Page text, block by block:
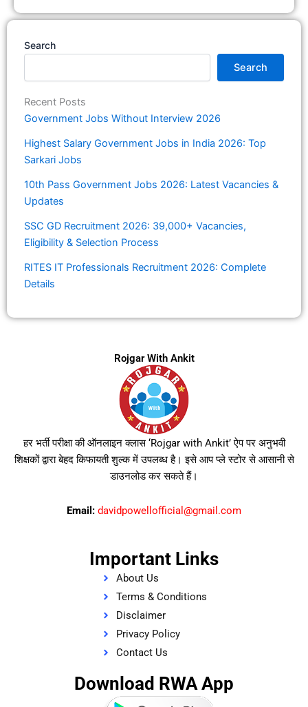
Search
Search
Recent Posts
Government Jobs Without Interview 2026
Highest Salary Government Jobs in India 2026: Top
Sarkari Jobs
10th Pass Government Jobs 2026: Latest Vacancies &
Updates
SSC GD Recruitment 2026: 39,000+ Vacancies,
Eligibility & Selection Process
RITES IT Professionals Recruitment 2026: Complete
Details
Rojgar With Ankit
हर भर्ती परीक्षा की ऑनलाइन क्लास ‘Rojgar with Ankit’ ऐप पर अनुभवी
शिक्षकों द्वारा बेहद किफायती शुल्क में उपलब्ध है। इसे आप प्ले स्टोर से आसानी से
डाउनलोड कर सकते हैं।
Email: davidpowellofficial@gmail.com
Important Links
About Us
Terms & Conditions
Disclaimer
Privacy Policy
Contact Us
Download RWA App